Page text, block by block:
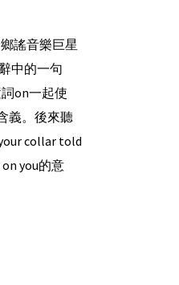
謠音樂巨星
中的一句
on一起使
義。後來聽
collar told
you的意